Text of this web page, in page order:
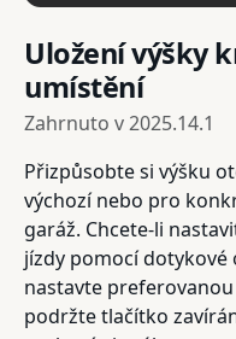
Uložení výšky
umístění
Zahrnuto v2025.14.1
Přizpůsobte si výšku
výchozí nebo pro
garáž. Chcete-li
jízdy pomocí dotykové
nastavte
podržte tlačítko